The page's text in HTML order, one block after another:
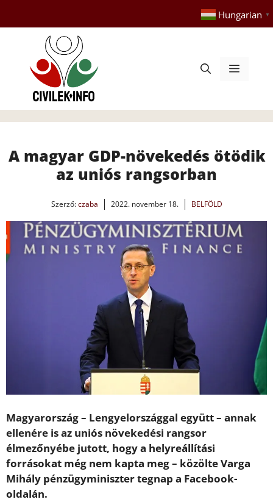
tartalomba
Hungarian ▼
Menü
A magyar GDP-növekedés ötödik
az uniós rangsorban
Szerző:czaba 2022. november 18. BELFÖLD
Magyarország – Lengyelországgal együtt – annak
ellenére is az uniós növekedési rangsor
élmezőnyébe jutott, hogy a helyreállítási
forrásokat még nem kapta meg – közölte Varga
Mihály pénzügyminiszter tegnap a Facebook-
oldalán.